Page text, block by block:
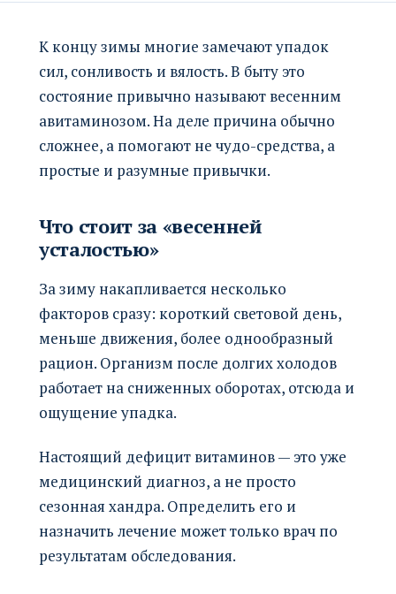
К концу зимы многие замечают упадок
сил, сонливость и вялость. В быту это
состояние привычно называют весенним
авитаминозом. На деле причина обычно
сложнее, а помогают не чудо-средства, а
простые и разумные привычки.
Что стоит за «весенней
усталостью»
За зиму накапливается несколько
факторов сразу: короткий световой день,
меньше движения, более однообразный
рацион. Организм после долгих холодов
работает на сниженных оборотах, отсюда и
ощущение упадка.
Настоящий дефицит витаминов — это уже
медицинский диагноз, а не просто
сезонная хандра. Определить его и
назначить лечение может только врач по
результатам обследования.